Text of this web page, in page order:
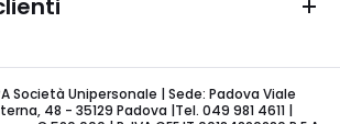
Società Unipersonale | Sede: Padova Viale
48 - 35129 Padova |Tel. 049 981 4611 |